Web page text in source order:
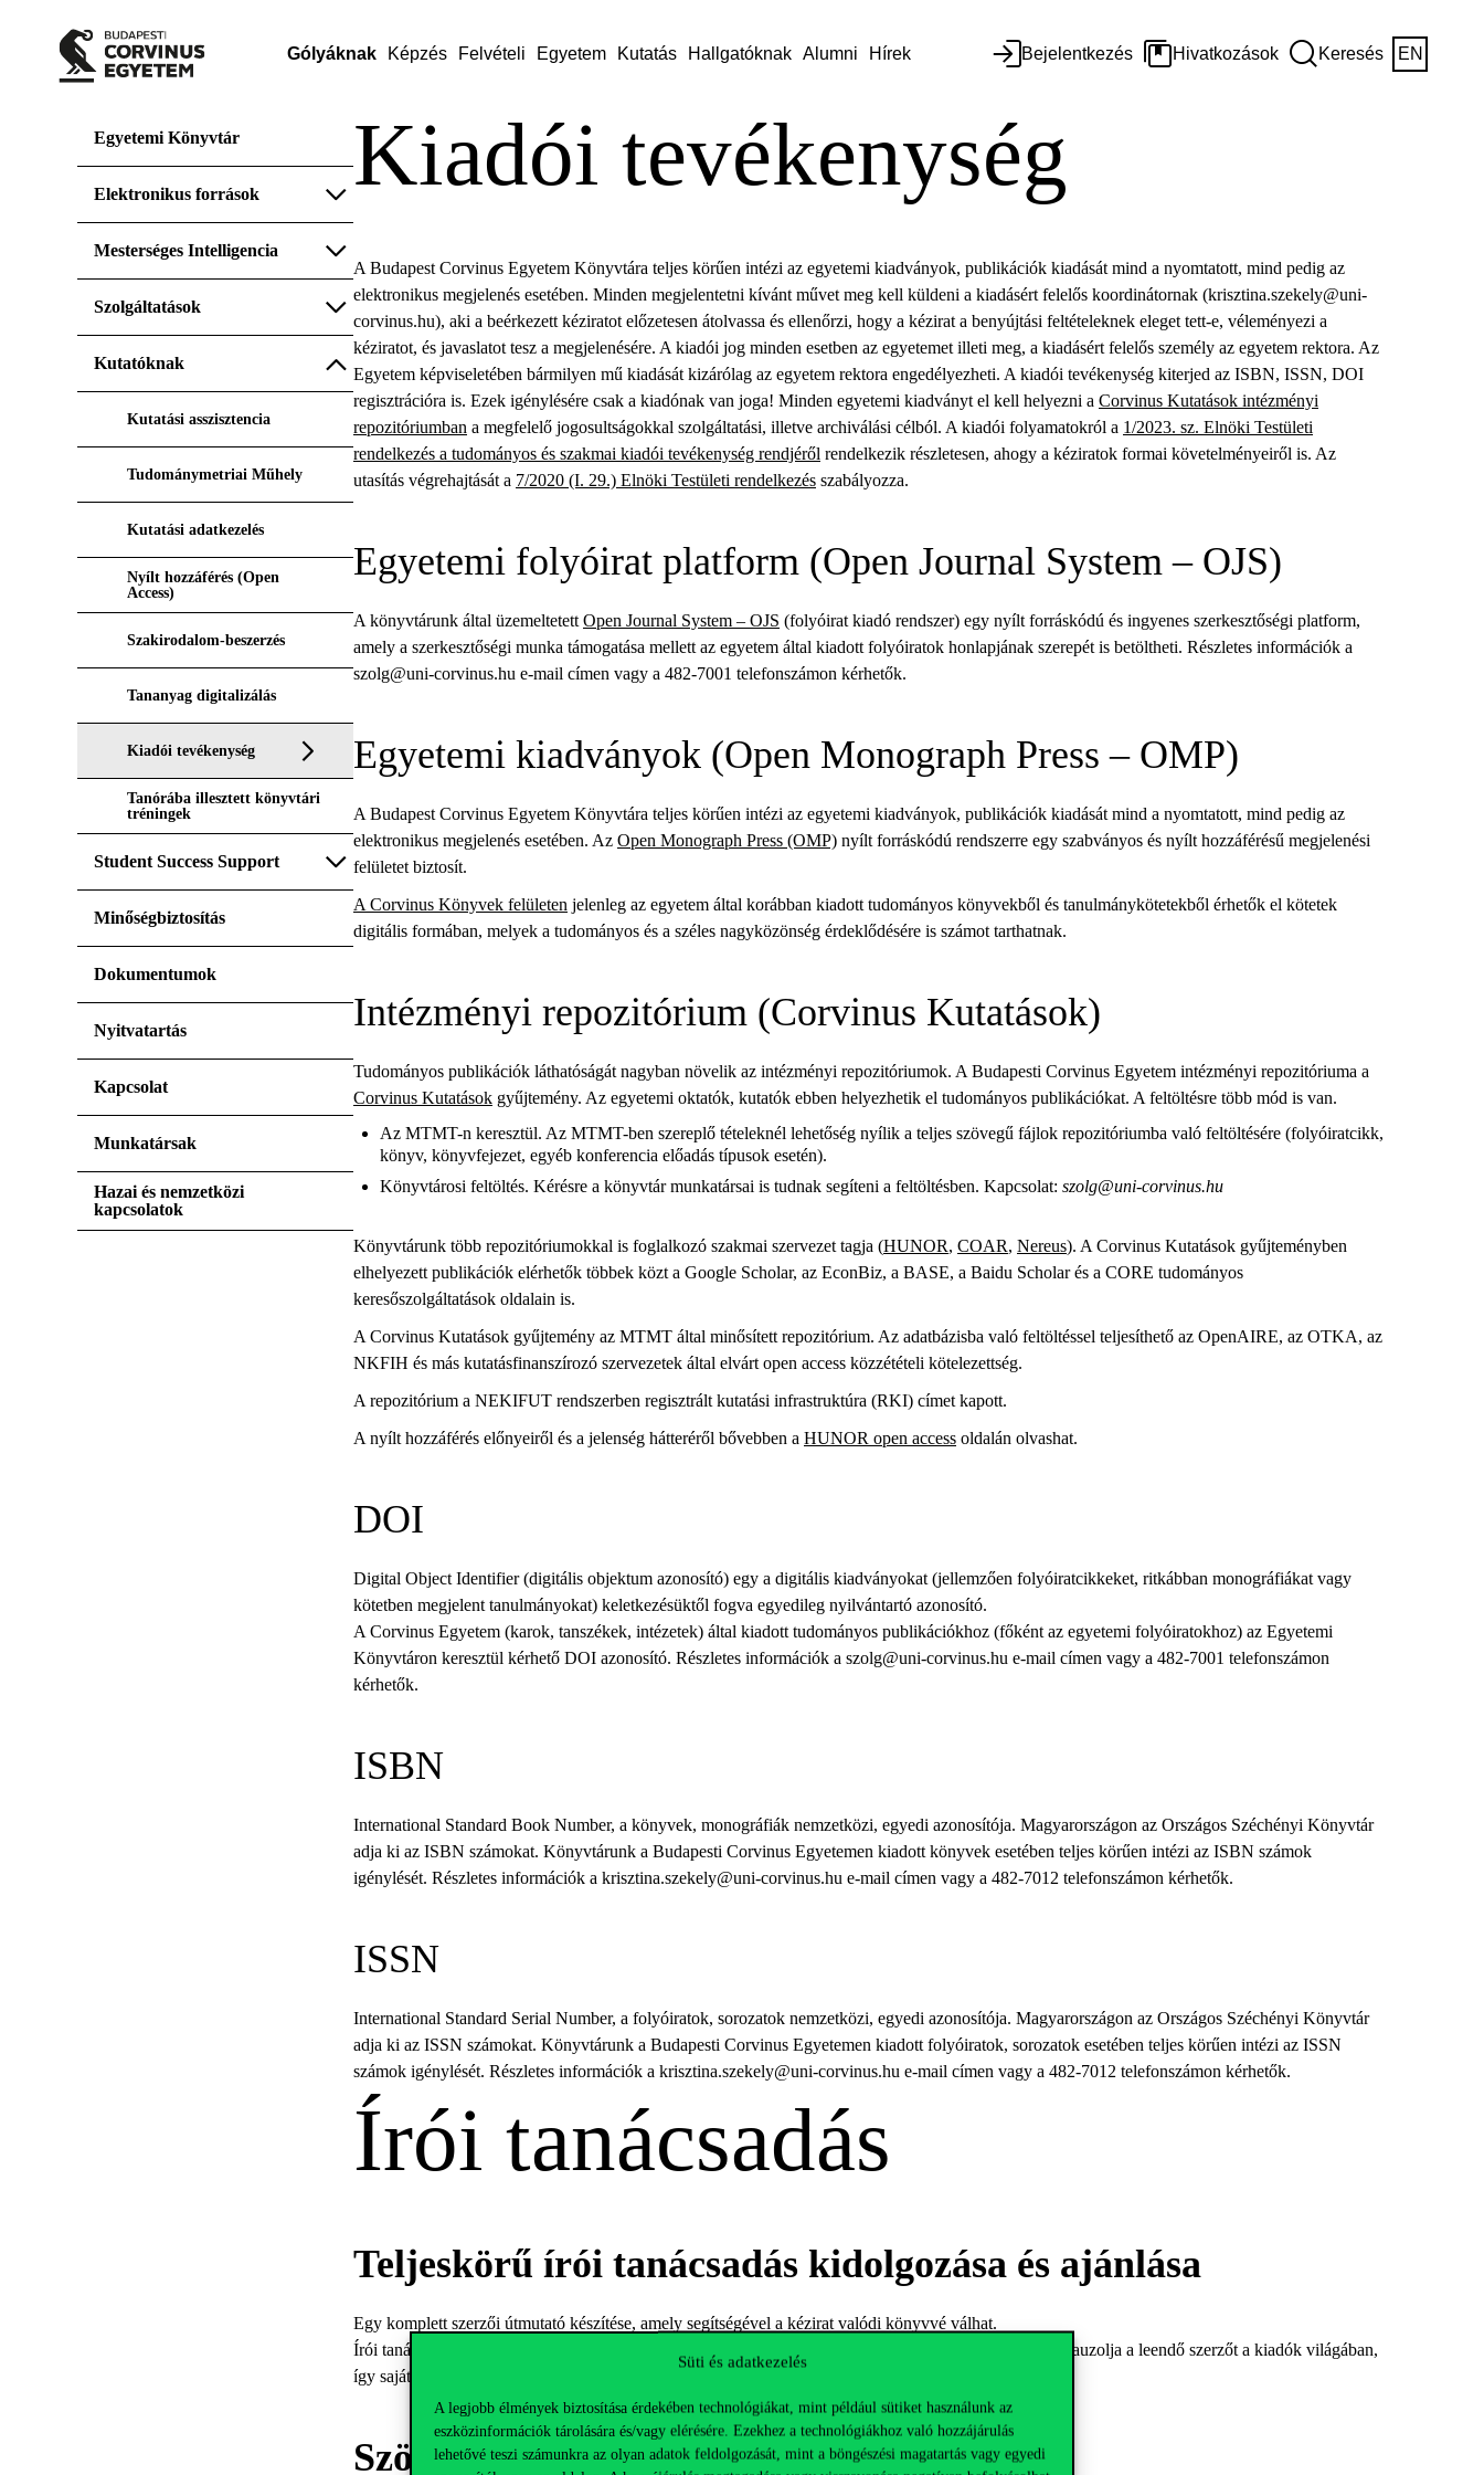
Süti és adatkezelés
A legjobb élmények biztosítása érdekében technológiákat, mint például sütiket használunk az
eszközinformációk tárolására és/vagy elérésére. Ezekhez a technológiákhoz való hozzájárulás
lehetővé teszi számunkra az olyan adatok feldolgozását, mint a böngészési magatartás vagy egyedi
Gólyáknak Képzés Felvételi Egyetem Kutatás Hallgatóknak Alumni Hírek Bejelentkezés Hivatkozások Keresés EN
Egyetemi Könyvtár
Elektronikus források
Mesterséges Intelligencia
Szolgáltatások
Kutatóknak
Kutatási asszisztencia
Tudománymetriai Műhely
Kutatási adatkezelés
Nyílt hozzáférés (Open
Access)
Szakirodalom-beszerzés
Tananyag digitalizálás
Kiadói tevékenység
Tanórába illesztett könyvtári
tréningek
Student Success Support
Minőségbiztosítás
Dokumentumok
Nyitvatartás
Kapcsolat
Munkatársak
Hazai és nemzetközi
kapcsolatok
Kiadói tevékenység
A Budapest Corvinus Egyetem Könyvtára teljes körűen intézi az egyetemi kiadványok, publikációk kiadását mind a nyomtatott, mind pedig az
elektronikus megjelenés esetében. Minden megjelentetni kívánt művet meg kell küldeni a kiadásért felelős koordinátornak (krisztina.szekely@uni-
corvinus.hu), aki a beérkezett kéziratot előzetesen átolvassa és ellenőrzi, hogy a kézirat a benyújtási feltételeknek eleget tett-e, véleményezi a
kéziratot, és javaslatot tesz a megjelenésére. A kiadói jog minden esetben az egyetemet illeti meg, a kiadásért felelős személy az egyetem rektora. Az
Egyetem képviseletében bármilyen mű kiadását kizárólag az egyetem rektora engedélyezheti. A kiadói tevékenység kiterjed az ISBN, ISSN, DOI
regisztrációra is. Ezek igénylésére csak a kiadónak van joga! Minden egyetemi kiadványt el kell helyezni a Corvinus Kutatások intézményi
repozitóriumban a megfelelő jogosultságokkal szolgáltatási, illetve archiválási célból. A kiadói folyamatokról a 1/2023. sz. Elnöki Testületi
rendelkezés a tudományos és szakmai kiadói tevékenység rendjéről rendelkezik részletesen, ahogy a kéziratok formai követelményeiről is. Az
utasítás végrehajtását a 7/2020 (I. 29.) Elnöki Testületi rendelkezés szabályozza.
Egyetemi folyóirat platform (Open Journal System – OJS)
A könyvtárunk által üzemeltetett Open Journal System – OJS (folyóirat kiadó rendszer) egy nyílt forráskódú és ingyenes szerkesztőségi platform,
amely a szerkesztőségi munka támogatása mellett az egyetem által kiadott folyóiratok honlapjának szerepét is betöltheti. Részletes információk a
szolg@uni-corvinus.hu e-mail címen vagy a 482-7001 telefonszámon kérhetők.
Egyetemi kiadványok (Open Monograph Press – OMP)
A Budapest Corvinus Egyetem Könyvtára teljes körűen intézi az egyetemi kiadványok, publikációk kiadását mind a nyomtatott, mind pedig az
elektronikus megjelenés esetében. Az Open Monograph Press (OMP) nyílt forráskódú rendszerre egy szabványos és nyílt hozzáférésű megjelenési
felületet biztosít.
A Corvinus Könyvek felületen jelenleg az egyetem által korábban kiadott tudományos könyvekből és tanulmánykötetekből érhetők el kötetek
digitális formában, melyek a tudományos és a széles nagyközönség érdeklődésére is számot tarthatnak.
Intézményi repozitórium (Corvinus Kutatások)
Tudományos publikációk láthatóságát nagyban növelik az intézményi repozitóriumok. A Budapesti Corvinus Egyetem intézményi repozitóriuma a
Corvinus Kutatások gyűjtemény. Az egyetemi oktatók, kutatók ebben helyezhetik el tudományos publikációkat. A feltöltésre több mód is van.
Az MTMT-n keresztül. Az MTMT-ben szereplő tételeknél lehetőség nyílik a teljes szövegű fájlok repozitóriumba való feltöltésére (folyóiratcikk,
könyv, könyvfejezet, egyéb konferencia előadás típusok esetén).
Könyvtárosi feltöltés. Kérésre a könyvtár munkatársai is tudnak segíteni a feltöltésben. Kapcsolat: szolg@uni-corvinus.hu
Könyvtárunk több repozitóriumokkal is foglalkozó szakmai szervezet tagja (HUNOR, COAR, Nereus). A Corvinus Kutatások gyűjteményben
elhelyezett publikációk elérhetők többek közt a Google Scholar, az EconBiz, a BASE, a Baidu Scholar és a CORE tudományos
keresőszolgáltatások oldalain is.
A Corvinus Kutatások gyűjtemény az MTMT által minősített repozitórium. Az adatbázisba való feltöltéssel teljesíthető az OpenAIRE, az OTKA, az
NKFIH és más kutatásfinanszírozó szervezetek által elvárt open access közzétételi kötelezettség.
A repozitórium a NEKIFUT rendszerben regisztrált kutatási infrastruktúra (RKI) címet kapott.
A nyílt hozzáférés előnyeiről és a jelenség hátteréről bővebben a HUNOR open access oldalán olvashat.
DOI
Digital Object Identifier (digitális objektum azonosító) egy a digitális kiadványokat (jellemzően folyóiratcikkeket, ritkábban monográfiákat vagy
kötetben megjelent tanulmányokat) keletkezésüktől fogva egyedileg nyilvántartó azonosító.
A Corvinus Egyetem (karok, tanszékek, intézetek) által kiadott tudományos publikációkhoz (főként az egyetemi folyóiratokhoz) az Egyetemi
Könyvtáron keresztül kérhető DOI azonosító. Részletes információk a szolg@uni-corvinus.hu e-mail címen vagy a 482-7001 telefonszámon
kérhetők.
ISBN
International Standard Book Number, a könyvek, monográfiák nemzetközi, egyedi azonosítója. Magyarországon az Országos Széchényi Könyvtár
adja ki az ISBN számokat. Könyvtárunk a Budapesti Corvinus Egyetemen kiadott könyvek esetében teljes körűen intézi az ISBN számok
igénylését. Részletes információk a krisztina.szekely@uni-corvinus.hu e-mail címen vagy a 482-7012 telefonszámon kérhetők.
ISSN
International Standard Serial Number, a folyóiratok, sorozatok nemzetközi, egyedi azonosítója. Magyarországon az Országos Széchényi Könyvtár
adja ki az ISSN számokat. Könyvtárunk a Budapesti Corvinus Egyetemen kiadott folyóiratok, sorozatok esetében teljes körűen intézi az ISSN
számok igénylését. Részletes információk a krisztina.szekely@uni-corvinus.hu e-mail címen vagy a 482-7012 telefonszámon kérhetők.
Írói tanácsadás
Teljeskörű írói tanácsadás kidolgozása és ajánlása
Egy komplett szerzői útmutató készítése, amely segítségével a kézirat valódi könyvvé válhat.
Írói tanácsadás az ötlettől a megvalósításig. Self Publishing szolgáltatás kialakítása, mely sikeresen elkalauzolja a leendő szerzőt a kiadók világában,
így saját maga irányíthatja könyve életútját.
Szöveggondozás